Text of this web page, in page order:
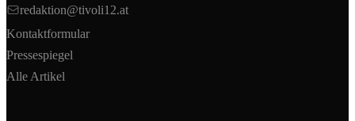
redaktion@tivoli12.at
Kontaktformular
Pressespiegel
Alle Artikel